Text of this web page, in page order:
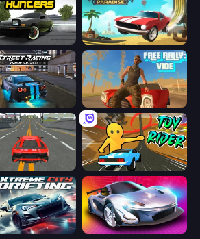
Stunt Paradise
Free Rally: Vice
Car Racing 2 Toy Rider
City Drifting Grand Cyber City